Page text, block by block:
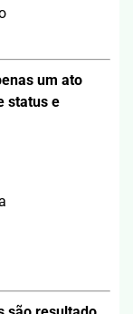
um ato
status e